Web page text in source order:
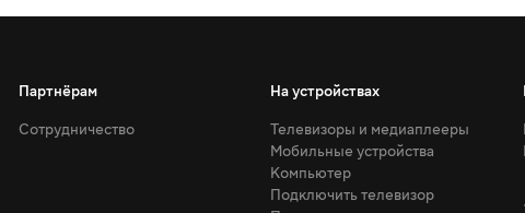
Партнёрам
Сотрудничество
На устройствах
Телевизоры и медиаплееры
Мобильные устройства
Компьютер
Подключить телевизор